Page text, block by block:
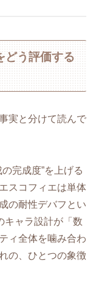
どう評価する
実と分けて読んで
完成度”を上げる
スコフィエは単体
の耐性デバフとい
キャラ設計が「数
ィ全体を噛み合わ
の、ひとつの象徴